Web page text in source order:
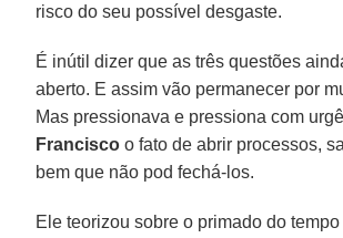
risco do seu possível desgaste.
É inútil dizer que as três questões
aberto. E assim vão permanecer por
Mas pressionava e pressiona com
Francisco o fato de abrir processos,
bem que não pod fechá-los.
Ele teorizou sobre o primado do